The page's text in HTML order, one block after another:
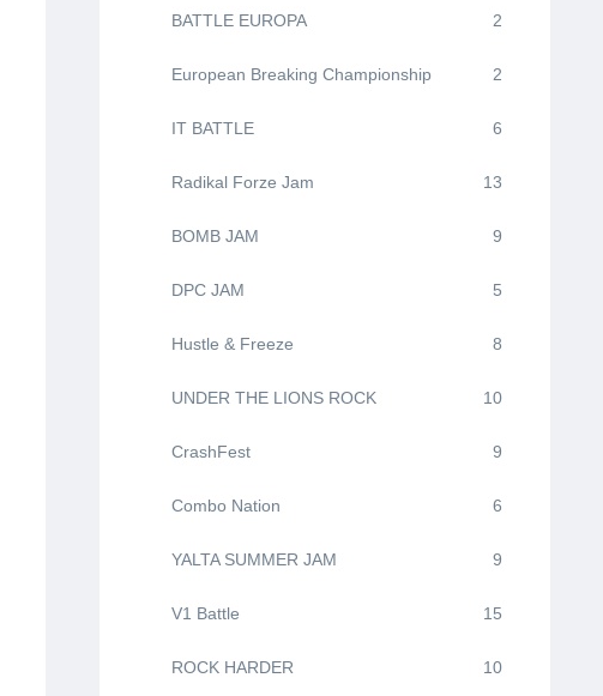
BATTLE EUROPA 2
European Breaking Championship 2
IT BATTLE 6
Radikal Forze Jam 13
BOMB JAM 9
DPC JAM 5
Hustle & Freeze 8
UNDER THE LIONS ROCK 10
CrashFest 9
Combo Nation 6
YALTA SUMMER JAM 9
V1 Battle 15
ROCK HARDER 10